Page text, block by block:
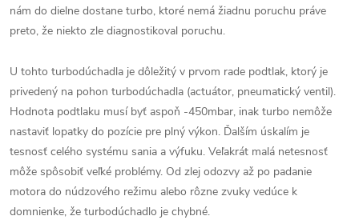
nám do dielne dostane turbo, ktoré nemá žiadnu poruchu práve
preto, že niekto zle diagnostikoval poruchu.
U tohto turbodúchadla je dôležitý v prvom rade podtlak, ktorý je
privedený na pohon turbodúchadla (actuátor, pneumatický ventil).
Hodnota podtlaku musí byť aspoň -450mbar, inak turbo nemôže
nastaviť lopatky do pozície pre plný výkon. Ďalším úskalím je
tesnosť celého systému sania a výfuku. Veľakrát malá netesnosť
môže spôsobiť veľké problémy. Od zlej odozvy až po padanie
motora do núdzového režimu alebo rôzne zvuky vedúce k
domnienke, že turbodúchadlo je chybné.